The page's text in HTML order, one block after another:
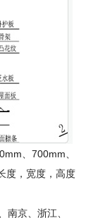
、700mm、
度，宽度，高度
南京、浙江、